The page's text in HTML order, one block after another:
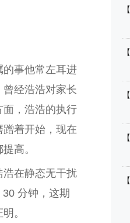
的事他常左耳进
经浩浩对家长
面，浩浩的执行
着开始，现在
高。
浩在静态无干扰
分钟，这期
。
【
【
【
【
【